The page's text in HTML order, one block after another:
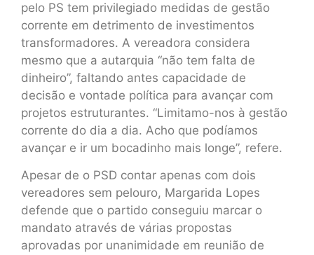
pelo PS tem privilegiado medidas de gestão
corrente em detrimento de investimentos
transformadores. A vereadora considera
mesmo que a autarquia “não tem falta de
dinheiro”, faltando antes capacidade de
decisão e vontade política para avançar com
projetos estruturantes. “Limitamo-nos à gestão
corrente do dia a dia. Acho que podíamos
avançar e ir um bocadinho mais longe”, refere.
Apesar de o PSD contar apenas com dois
vereadores sem pelouro, Margarida Lopes
defende que o partido conseguiu marcar o
mandato através de várias propostas
aprovadas por unanimidade em reunião de